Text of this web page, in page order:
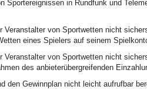
Sportereignissen in Rundfunk und
von Sportwetten nicht
eines Spielers auf seinem
von Sportwetten nicht
des anbieterübergreifenden
den Gewinnplan nicht leicht aufrufbar